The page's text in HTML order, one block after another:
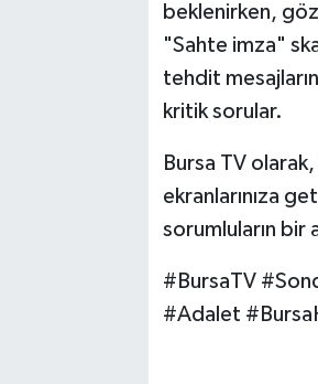
beklenirken,
"Sahte imza"
tehdit
kritik sorular.
Bursa TV
ekranlarınıza
sorumluların bir
#BursaTV
#Adalet